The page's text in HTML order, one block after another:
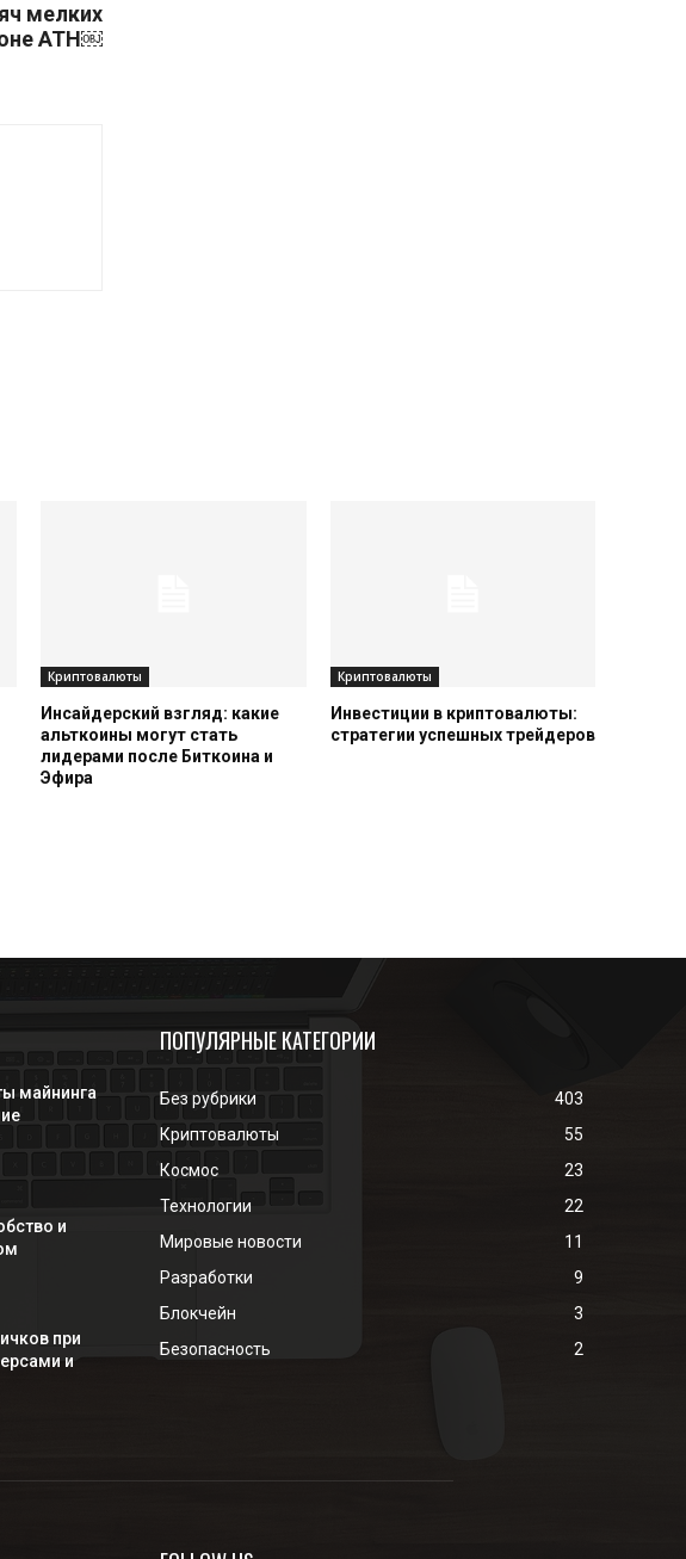
мелких
ATH￼
Криптовалюты
Инсайдерский взгляд: какие
альткоины могут стать
лидерами после Биткоина и
Эфира
Криптовалюты
Инвестиции в криптовалюты:
стратегии успешных трейдеров
майнинга
и
при
и
ПОПУЛЯРНЫЕ КАТЕГОРИИ
Без рубрики
403
Криптовалюты
55
Космос
23
Технологии
22
Мировые новости
11
Разработки
9
Блокчейн
3
Безопасность
2